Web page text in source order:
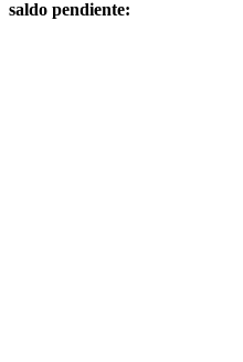
saldo pendiente: